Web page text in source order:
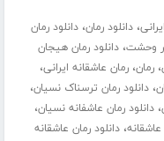
،دانلود رمان،دانلود رمان
وحشت،دانلود رمان هیجان
،رمان،رمان عاشقانه ایرانی،
،دانلود رمان ترسناک نسیان،
،دانلود رمان عاشفانه نسیان،
،دانلود رمان عاشقانه